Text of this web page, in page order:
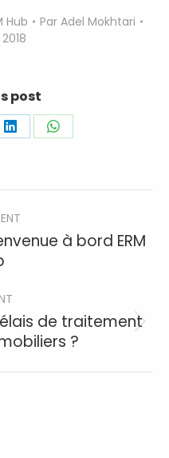
Hub Par Adel Mokhtari
post
Partager
LinkedIn
Partager
WhatsApp
à bord ERM
de traitement
?